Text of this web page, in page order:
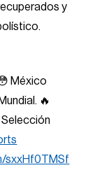
y
México
🔥
sxxHf0TMSf